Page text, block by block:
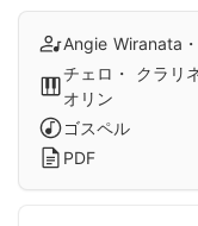
Angie Wiranata
チェロ・ クラリ
オリン
ゴスペル
PDF